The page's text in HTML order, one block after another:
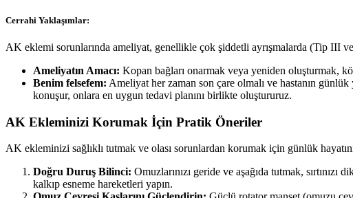
Cerrahi Yaklaşımlar:
AK eklemi sorunlarında ameliyat, genellikle çok şiddetli ayrışmalarda (Tip III
Ameliyatın Amacı: Kopan bağları onarmak veya yeniden oluşturmak,
Benim felsefem: Ameliyat her zaman son çare olmalı ve hastanın
konuşur, onlara en uygun tedavi planını birlikte oluştururuz.
AK Ekleminizi Korumak İçin Pratik Öneriler
AK ekleminizi sağlıklı tutmak ve olası sorunlardan korumak için günlük
Doğru Duruş Bilinci: Omuzlarınızı geride ve aşağıda tutmak,
kalkıp esneme hareketleri yapın.